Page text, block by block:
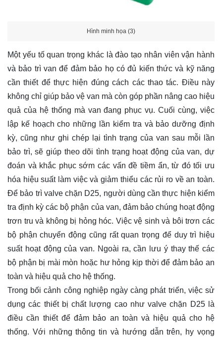
Hình minh họa (3)
Một yếu tố quan trọng khác là đào tạo nhân viên vận hành
và bảo trì van để đảm bảo họ có đủ kiến thức và kỹ năng
cần thiết để thực hiện đúng cách các thao tác. Điều này
không chỉ giúp bảo vệ van mà còn góp phần nâng cao hiệu
quả của hệ thống mà van đang phục vụ. Cuối cùng, việc
lập kế hoạch cho những lần kiểm tra và bảo dưỡng định
kỳ, cũng như ghi chép lại tình trạng của van sau mỗi lần
bảo trì, sẽ giúp theo dõi tình trạng hoạt động của van, dự
đoán và khắc phục sớm các vấn đề tiềm ẩn, từ đó tối ưu
hóa hiệu suất làm việc và giảm thiểu các rủi ro về an toàn.
Để bảo trì valve chặn D25, người dùng cần thực hiện kiểm
tra định kỳ các bộ phận của van, đảm bảo chúng hoạt động
trơn tru và không bị hỏng hóc. Việc vệ sinh và bôi trơn các
bộ phận chuyển động cũng rất quan trọng để duy trì hiệu
suất hoạt động của van. Ngoài ra, cần lưu ý thay thế các
bộ phận bị mài mòn hoặc hư hỏng kịp thời để đảm bảo an
toàn và hiệu quả cho hệ thống.
Trong bối cảnh công nghiệp ngày càng phát triển, việc sử
dụng các thiết bị chất lượng cao như valve chặn D25 là
điều cần thiết để đảm bảo an toàn và hiệu quả cho hệ
thống. Với những thông tin và hướng dẫn trên, hy vọng